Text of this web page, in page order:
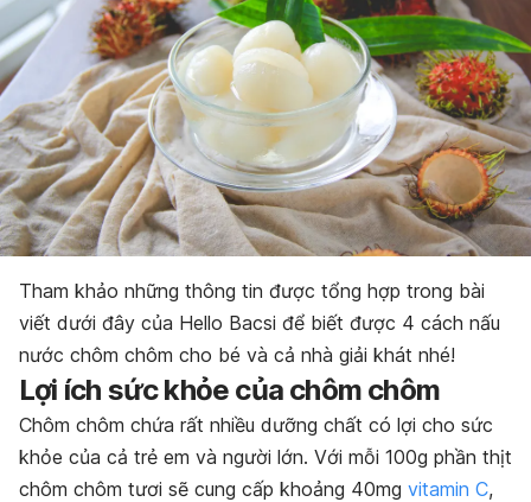
Tham khảo những thông tin được tổng hợp trong bài
viết dưới đây của Hello Bacsi để biết được 4 cách nấu
nước chôm chôm cho bé và cả nhà giải khát nhé!
Lợi ích sức khỏe của chôm chôm
Chôm chôm chứa rất nhiều dưỡng chất có lợi cho sức
khỏe của cả trẻ em và người lớn. Với mỗi 100g phần thịt
chôm chôm tươi sẽ cung cấp khoảng 40mg vitamin C,